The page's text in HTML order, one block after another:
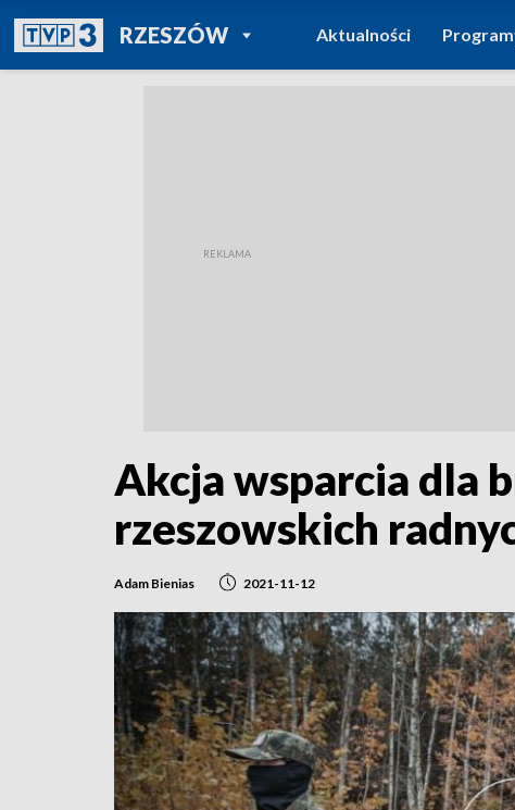
RZESZÓWPOWRÓT DO
TVP REGIONY
Aktualności
Akcja wsparcia dla
rzeszowskich
Adam Bienias 2021-11-12